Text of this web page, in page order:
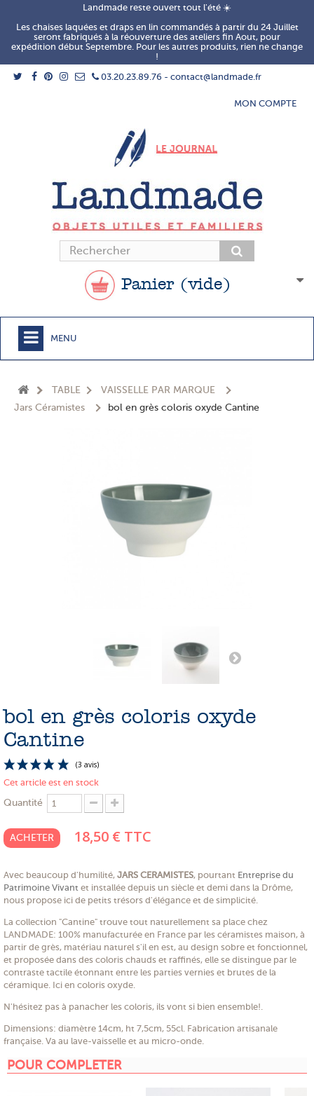
Landmade reste ouvert tout l'été ☀️
Les chaises laquées et draps en lin commandés à partir du 24 Juillet
seront fabriqués à la réouverture des ateliers fin Aout, pour
expédition début Septembre. Pour les autres produits, rien ne change
!
03.20.23.89.76 - contact@landmade.fr
MON COMPTE
Panier (vide)
MENU
NOS CLIENTS ONT DU TALENT
A PROPOS
LE SHOWROOM
TABLE
VAISSELLE PAR MARQUE
Jars Céramistes
bol en grès coloris oxyde Cantine
bol en grès coloris oxyde
Cantine
(3 avis)
Cet article est en stock
Quantité
ACHETER 18,50 € TTC
Avec beaucoup d'humilité, JARS CERAMISTES, pourtant Entreprise du
Patrimoine Vivant et installée depuis un siècle et demi dans la Drôme,
nous propose ici de petits trésors d'élégance et de simplicité.
La collection "Cantine" trouve tout naturellement sa place chez
LANDMADE: 100% manufacturée en France par les céramistes maison, à
partir de grès, matériau naturel s'il en est, au design sobre et fonctionnel,
et proposée dans des coloris chauds et raffinés, elle se distingue par le
contraste tactile étonnant entre les parties vernies et brutes de la
céramique. Ici en coloris oxyde.
N'hésitez pas à panacher les coloris, ils vont si bien ensemble!.
Dimensions: diamètre 14cm, ht 7,5cm, 55cl. Fabrication artisanale
française. Va au lave-vaisselle et au micro-onde.
POUR COMPLETER